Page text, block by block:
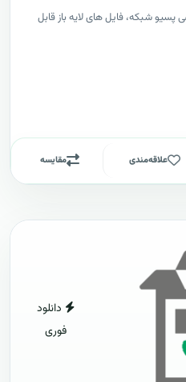
شبکه، فایل های لایه باز قابل
علاقه‌مندی مقایسه
دانلود
فوری